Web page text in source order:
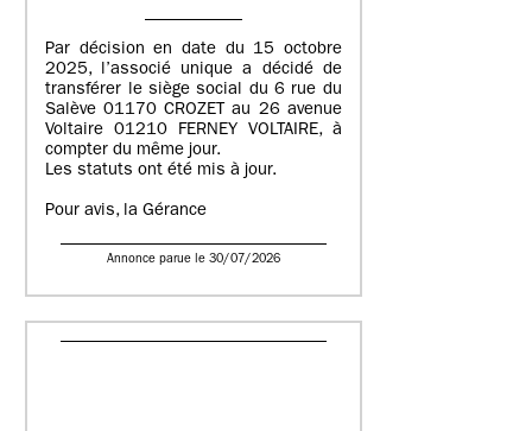
Par décision en date du 15 octobre
2025, l’associé unique a décidé de
transférer le siège social du 6 rue du
Salève 01170 CROZET au 26 avenue
Voltaire 01210 FERNEY VOLTAIRE, à
compter du même jour.
Les statuts ont été mis à jour.
Pour avis, la Gérance
Annonce parue le 30/07/2026